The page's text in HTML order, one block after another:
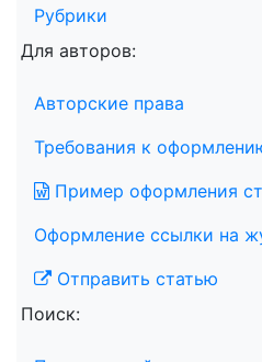
Рубрики
Для авторов:
Авторские права
Требования к
Пример оформления
Оформление ссылки на
Отправить статью
Поиск: